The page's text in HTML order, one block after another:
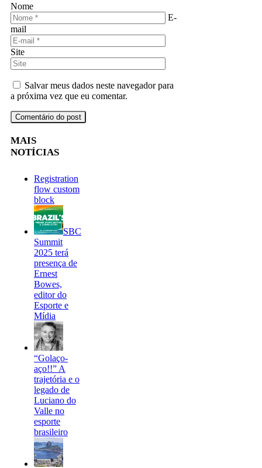
Nome
E-
mail
Site
Salvar meus dados neste navegador para
a próxima vez que eu comentar.
MAIS
NOTÍCIAS
Registration
flow custom
block
SBC
Summit
2025 terá
presença de
Ernest
Bowes,
editor do
Esporte e
Mídia
“Golaço-
aço!!” A
trajetória e o
legado de
Luciano do
Valle no
esporte
brasileiro